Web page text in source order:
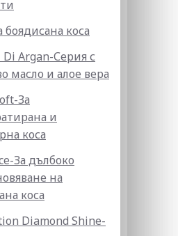
боядисана коса
Argan-Серия с
масло и алое вера
За
и
коса
За дълбоко
на
коса
Diamond Shine-